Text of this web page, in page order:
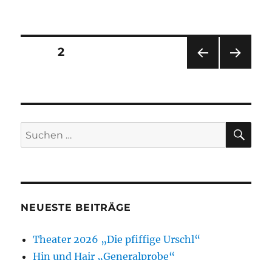
Seitennummerierung
Beiträge
SEIT
E
SEITE2
E
Suchen
nach:
NEUESTE BEITRÄGE
Theater 2026 „Die pfiffige Urschl“
Hin und Hair „Generalprobe“